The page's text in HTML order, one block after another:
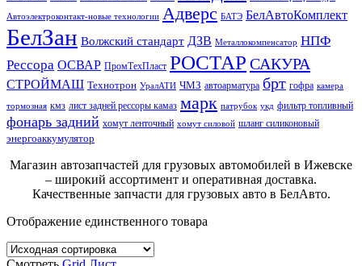
Автоэлектроконтакт-новые технологии Адверс БАТЭ БелАвтоКомплект
БелЗан Волжский стандарт ДЗВ Металлокомпенсатор НПФ
Рессора ОСВАР ПромТехПласт РОСТАР САКУРА
СТРОЙМАШ Технотрон УралАТИ ЧМЗ автоарматура брт гофра камера
тормозная кмз лист задней рессоры камаз марк патрубок укд фильтр топливный
фонарь задний хомут ленточный хомут силовой шланг силиконовый
энергоаккумулятор
Магазин автозапчастей для грузовых автомобилей в Ижевске
– широкий ассортимент и оперативная доставка.
Качественные запчасти для грузовых авто в БелАвто.
Отображение единственного товара